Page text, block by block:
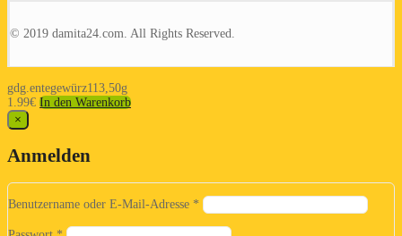
© 2019 damita24.com. All Rights Reserved.
gdg.entegewürz113,50g
1.99€ In den Warenkorb
×
Anmelden
Benutzername oder E-Mail-Adresse *